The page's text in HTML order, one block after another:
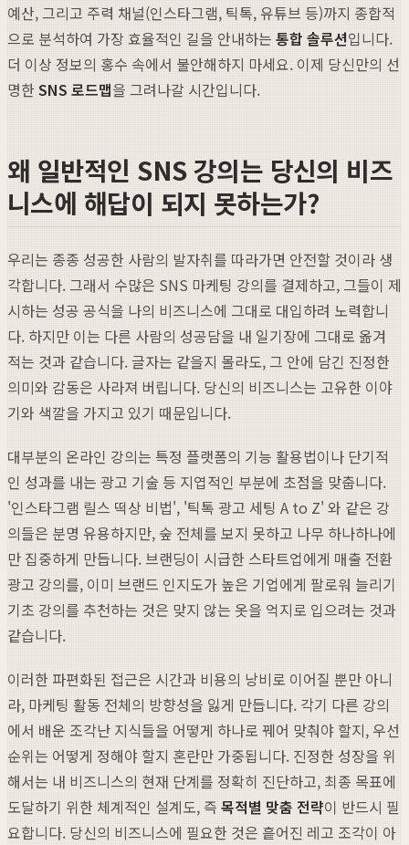
예산, 그리고 주력 채널(인스타그램, 틱톡, 유튜브 등)까지 종합적
으로 분석하여 가장 효율적인 길을 안내하는 통합 솔루션입니다.
더 이상 정보의 홍수 속에서 불안해하지 마세요. 이제 당신만의 선
명한 SNS 로드맵을 그려나갈 시간입니다.
왜 일반적인 SNS 강의는 당신의 비즈
니스에 해답이 되지 못하는가?
우리는 종종 성공한 사람의 발자취를 따라가면 안전할 것이라 생
각합니다. 그래서 수많은 SNS 마케팅 강의를 결제하고, 그들이 제
시하는 성공 공식을 나의 비즈니스에 그대로 대입하려 노력합니
다. 하지만 이는 다른 사람의 성공담을 내 일기장에 그대로 옮겨
적는 것과 같습니다. 글자는 같을지 몰라도, 그 안에 담긴 진정한
의미와 감동은 사라져 버립니다. 당신의 비즈니스는 고유한 이야
기와 색깔을 가지고 있기 때문입니다.
대부분의 온라인 강의는 특정 플랫폼의 기능 활용법이나 단기적
인 성과를 내는 광고 기술 등 지엽적인 부분에 초점을 맞춥니다.
'인스타그램 릴스 떡상 비법', '틱톡 광고 세팅 A to Z' 와 같은 강
의들은 분명 유용하지만, 숲 전체를 보지 못하고 나무 하나하나에
만 집중하게 만듭니다. 브랜딩이 시급한 스타트업에게 매출 전환
광고 강의를, 이미 브랜드 인지도가 높은 기업에게 팔로워 늘리기
기초 강의를 추천하는 것은 맞지 않는 옷을 억지로 입으려는 것과
같습니다.
이러한 파편화된 접근은 시간과 비용의 낭비로 이어질 뿐만 아니
라, 마케팅 활동 전체의 방향성을 잃게 만듭니다. 각기 다른 강의
에서 배운 조각난 지식들을 어떻게 하나로 꿰어 맞춰야 할지, 우선
순위는 어떻게 정해야 할지 혼란만 가중됩니다. 진정한 성장을 위
해서는 내 비즈니스의 현재 단계를 정확히 진단하고, 최종 목표에
도달하기 위한 체계적인 설계도, 즉 목적별 맞춤 전략이 반드시 필
요합니다. 당신의 비즈니스에 필요한 것은 흩어진 레고 조각이 아